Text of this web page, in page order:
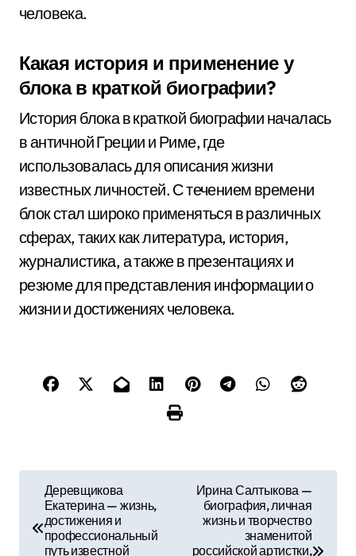
человека.
Какая история и применение у
блока в краткой биографии?
История блока в краткой биографии началась
в античной Греции и Риме, где
использовалась для описания жизни
известных личностей. С течением времени
блок стал широко применяться в различных
сферах, таких как литература, история,
журналистика, а также в презентациях и
резюме для представления информации о
жизни и достижениях человека.
Деревщикова
Екатерина — жизнь,
достижения и
профессиональный
путь известной
Ирина Салтыкова —
биография, личная
жизнь и творчество
знаменитой
российской артистки,